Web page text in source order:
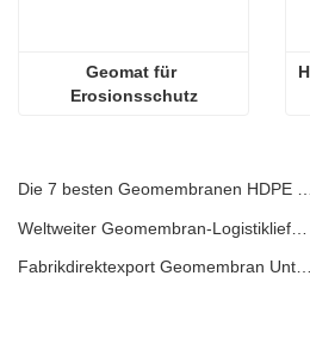
Geomat für
Erosionsschutz
Die 7 besten Geomembranen HDPE 2 mm Liste